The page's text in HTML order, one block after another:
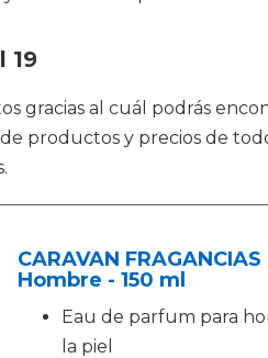
19
gracias al cuál podrás
productos y precios de
CARAVAN
Hombre - 150 ml
Eau de parfum para
la piel